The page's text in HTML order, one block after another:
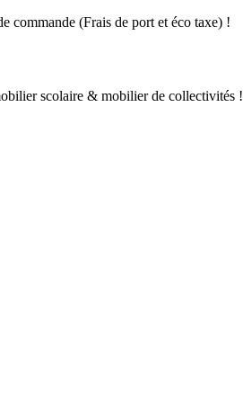
commande (Frais de port et éco taxe) !
scolaire & mobilier de collectivités !